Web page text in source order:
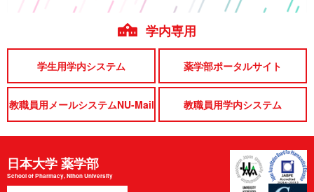
学内専用
学生用学内システム 薬学部ポータルサイト
教職員用メールシステムNU-Mail 教職員用学内システム
日本大学 薬学部
School of Pharmacy, Nihon University